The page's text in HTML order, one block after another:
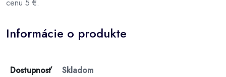
cenu 5 €.
Informácie o produkte
Dostupnosť Skladom